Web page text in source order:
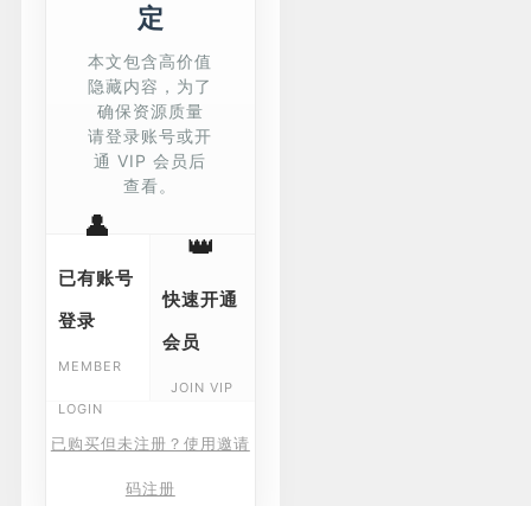
定
本文包含高价值
隐藏内容，为了
确保资源质量
请登录账号或开
通 VIP 会员后
查看。
👤
已有账号
登录
MEMBER
LOGIN
👑
快速开通
会员
JOIN VIP
已购买但未注册？使用邀请
码注册